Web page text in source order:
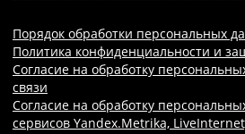
Порядок обработки персональных
Политика конфиденциальности и
Согласие на обработку
связи
Согласие на обработку
сервисов Yandex.Metrika,